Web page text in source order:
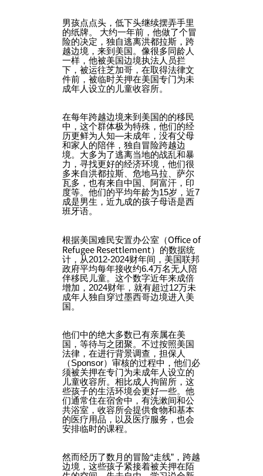
男孩点点头，低下头继续摆弄手里
的纸牌。 大约一年前，他做了个冒
险的决定，独自逃离洪都拉斯，跨
越边境，来到美国。像很多同龄人
一样，他被美国边境执法人员拦
下，被运往芝加哥，在取得法律文
件前，被临时关押在美国专门为未
成年人设立的儿童收容所。
在每年跨越边境来到美国的的移民
中，这个群体极为特殊，他们的经
历更鲜为人知—未成年，没有父母
和家人的陪伴，独自冒险跨越边
境。大多为了逃离当地的战乱和暴
力，寻找更好的经济环境，他们很
多来自洪都拉斯、危地马拉、萨尔
瓦多，也有来自中国、阿富汗，印
度等。他们的平均年龄为15岁，近7
成是男生，近九成的孩子母语是西
班牙语。
根据美国难民安置办公室（Office of
Refugee Resettlement）的数据统
计，从2012-2024财年间，美国联邦
政府平均每年接收约6.4万名无人陪
伴移民儿童。这个数字近年来成倍
增加，2024财年，就有超过12万未
成年人独自穿过墨西哥边境进入美
国。
他们中的绝大多数已有亲属在美
国，等待与之团聚。不过按照美国
法律，在进行背景调查，担保人
（Sponsor）审核的过程中，他们必
须被关押在专门为未成年人设立的
儿童收容所。相比成人拘留所，这
些孩子的生活环境会更好一些。他
们通常住在宿舍中，有洗漱间和公
共浴室，收容所会提供食物和基本
的医疗用品，以及医疗服务，也会
安排临时的课程。
然而经历了数月的冒险“走线”，跨越
边境，这些孩子紧接着被关押在陌